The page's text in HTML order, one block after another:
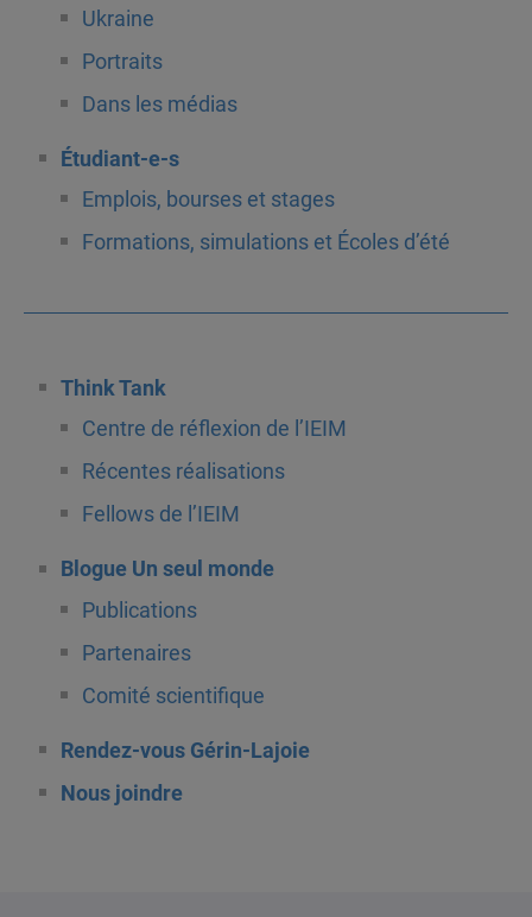
Ukraine
Portraits
Dans les médias
Étudiant-e-s
Emplois, bourses et stages
Formations, simulations et Écoles d’été
Think Tank
Centre de réflexion de l’IEIM
Récentes réalisations
Fellows de l’IEIM
Blogue Un seul monde
Publications
Partenaires
Comité scientifique
Rendez-vous Gérin-Lajoie
Nous joindre